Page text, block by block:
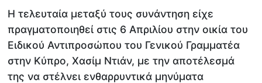
Η τελευταία μεταξύ τους συνάντηση είχε
πραγματοποιηθεί στις 6 Απριλίου στην οικία του
Ειδικού Αντιπροσώπου του Γενικού Γραμματέα
στην Κύπρο, Χασίμ Ντιάν, με την αποτέλεσμά
της να στέλνει ενθαρρυντικά μηνύματα